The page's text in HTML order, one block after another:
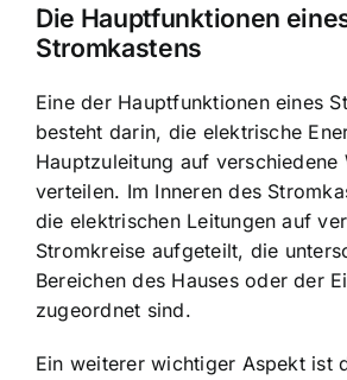
Die Hauptfunktionen
Stromkastens
Eine der Hauptfunktionen eines
besteht darin, die elektrische
Hauptzuleitung auf verschiedene
verteilen. Im Inneren des
die elektrischen Leitungen auf
Stromkreise aufgeteilt, die
Bereichen des Hauses oder der
zugeordnet sind.
Ein weiterer wichtiger Aspekt ist